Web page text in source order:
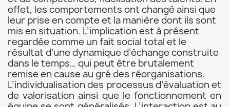
effet, les comportements ont changé ainsi que
leur prise en compte et la manière dont ils sont
mis en situation. L’implication est à présent
regardée comme un fait social total et le
résultat d’une dynamique d’échange construite
dans le temps… qui peut être brutalement
remise en cause au gré des réorganisations.
L’individualisation des processus d’évaluation et
de valorisation ainsi que le fonctionnement en